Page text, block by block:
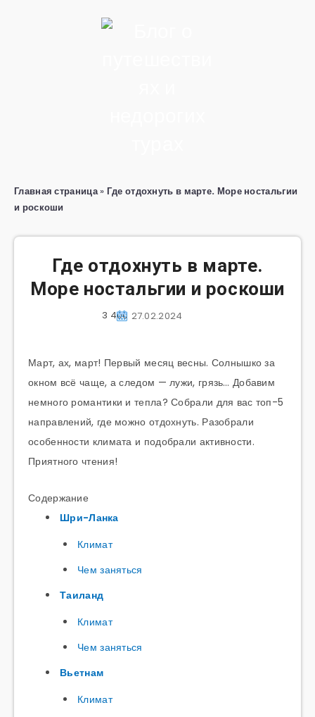
Главная страница» Где отдохнуть в марте. Море ностальгии
и роскоши
Где отдохнуть в марте.
Море ностальгии и роскоши
27.02.2024
3 400
Март, ах, март! Первый месяц весны. Солнышко за
окном всё чаще, а следом — лужи, грязь… Добавим
немного романтики и тепла? Собрали для вас топ-5
направлений, где можно отдохнуть. Разобрали
особенности климата и подобрали активности.
Приятного чтения!
Содержание
Шри-Ланка
Климат
Чем заняться
Таиланд
Климат
Чем заняться
Вьетнам
Климат